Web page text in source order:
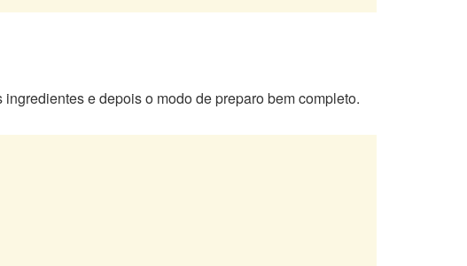
e depois o modo de preparo bem completo.